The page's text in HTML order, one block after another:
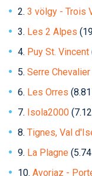
Humor
Hütte
Ingatlan
Kerékpár
Korcsolya
2. 3 völgy - Trois
3. Les 2 Alpes
4. Puy St. Vincent
5. Serre
6. Les Orres
7. Isola2000
8. Tignes, Val
9. La Plagne
10. Avoriaz -